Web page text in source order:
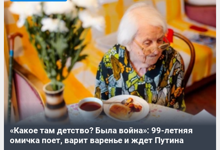
«Какое там детство? Была война»: 99-летняя
омичка поет, варит варенье и ждет Путина